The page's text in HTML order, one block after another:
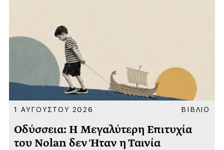
1 ΑΥΓΟΥΣΤΟΥ 2026 ΒΙΒΛΙΟ
Οδύσσεια: Η Μεγαλύτερη Επιτυχία
του Nolan δεν Ήταν η Ταινία